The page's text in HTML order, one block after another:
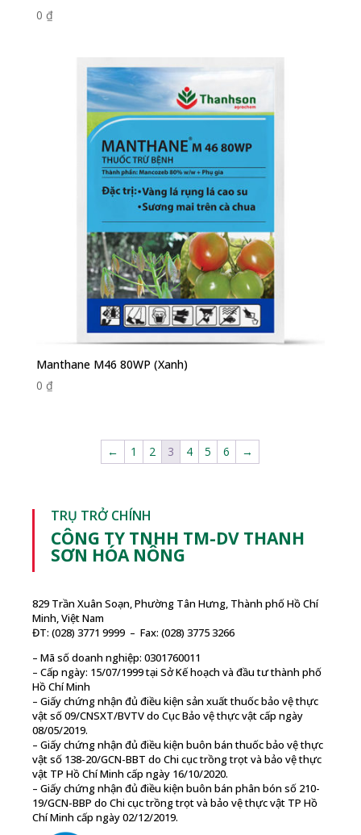
0 ₫
Manthane M46 80WP (Xanh)
0 ₫
← 1 2 3 4 5 6 →
TRỤ TRỞ CHÍNH
CÔNG TY TNHH TM-DV THANH
SƠN HÓA NÔNG
829 Trần Xuân Soạn, Phường Tân Hưng, Thành phố Hồ Chí
Minh, Việt Nam
ĐT: (028) 3771 9999 – Fax: (028) 3775 3266
– Mã số doanh nghiệp: 0301760011
– Cấp ngày: 15/07/1999 tại Sở Kế hoạch và đầu tư thành phố
Hồ Chí Minh
– Giấy chứng nhận đủ điều kiện sản xuất thuốc bảo vệ thực
vật số 09/CNSXT/BVTV do Cục Bảo vệ thực vật cấp ngày
08/05/2019.
– Giấy chứng nhận đủ điều kiện buôn bán thuốc bảo vệ thực
vật số 138-20/GCN-BBT do Chi cục trồng trọt và bảo vệ thực
vật TP Hồ Chí Minh cấp ngày 16/10/2020.
– Giấy chứng nhận đủ điều kiện buôn bán phân bón số 210-
19/GCN-BBP do Chi cục trồng trọt và bảo vệ thực vật TP Hồ
Chí Minh cấp ngày 02/12/2019.